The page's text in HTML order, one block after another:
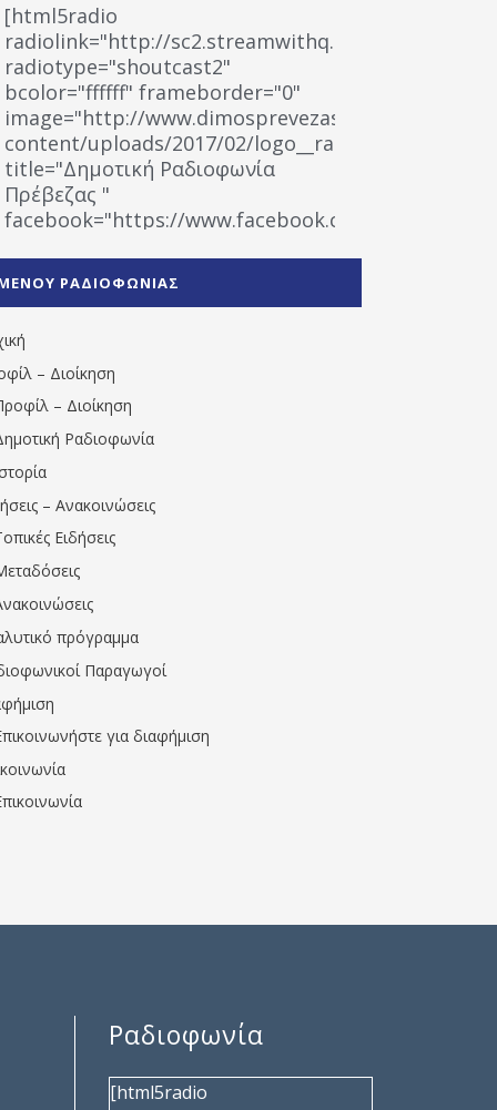
[html5radio
radiolink="http://sc2.streamwithq.com:8028/
radiotype="shoutcast2"
bcolor="ffffff" frameborder="0"
image="http://www.dimosprevezas.gr/wp-
content/uploads/2017/02/logo__radiofonias.jpg"
title="Δημοτική Ραδιοφωνία
Πρέβεζας "
facebook="https://www.facebook.com/
1531194763766854/" artist="" ]
ΡΑΔΙΟΦΩΝΙΑΣ
– Διοίκηση
– Διοίκηση
Ραδιοφωνία
– Ανακοινώσεις
Ειδήσεις
πρόγραμμα
Παραγωγοί
για διαφήμιση
Ραδιοφωνία
[html5radio